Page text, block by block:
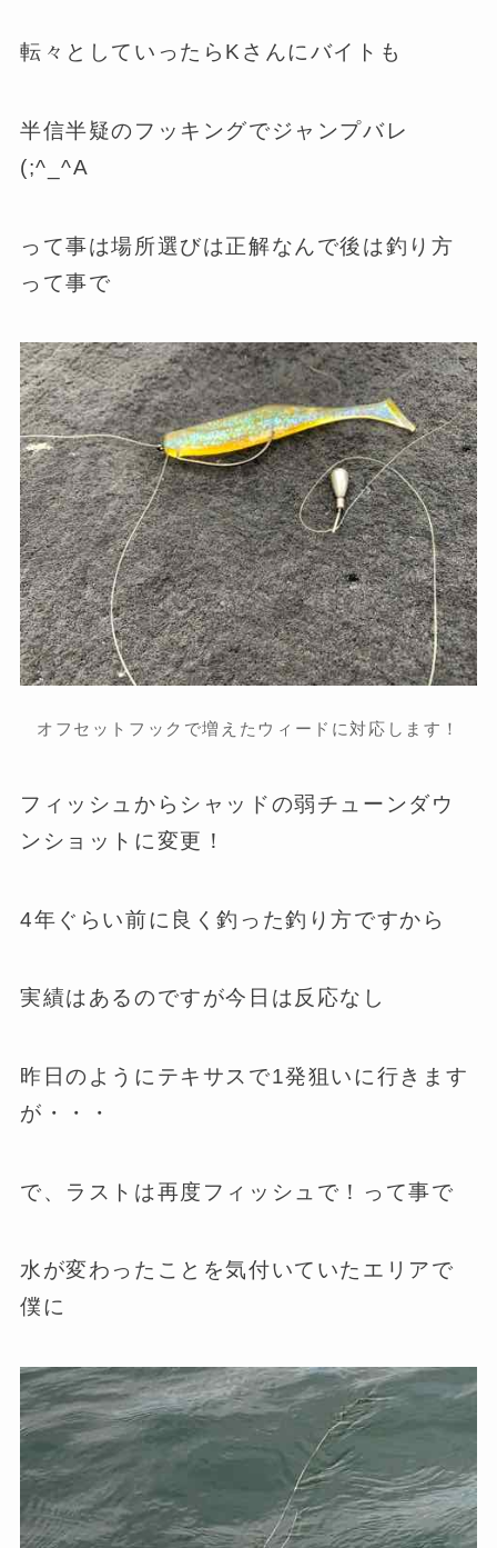
転々としていったらKさんにバイトも
半信半疑のフッキングでジャンプバレ
(;^_^A
って事は場所選びは正解なんで後は釣り方
って事で
オフセットフックで増えたウィードに対応します！
フィッシュからシャッドの弱チューンダウ
ンショットに変更！
4年ぐらい前に良く釣った釣り方ですから
実績はあるのですが今日は反応なし
昨日のようにテキサスで1発狙いに行きます
が・・・
で、ラストは再度フィッシュで！って事で
水が変わったことを気付いていたエリアで
僕に